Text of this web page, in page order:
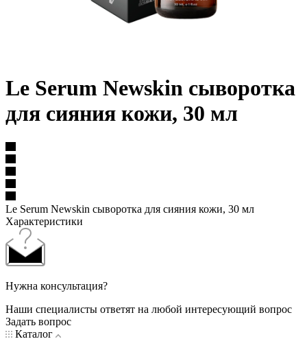
Le Serum Newskin сыворотка
для сияния кожи, 30 мл
Le Serum Newskin сыворотка для сияния кожи, 30 мл
Характеристики
Нужна консультация?
Наши специалисты ответят на любой интересующий вопрос
Задать вопрос
Каталог